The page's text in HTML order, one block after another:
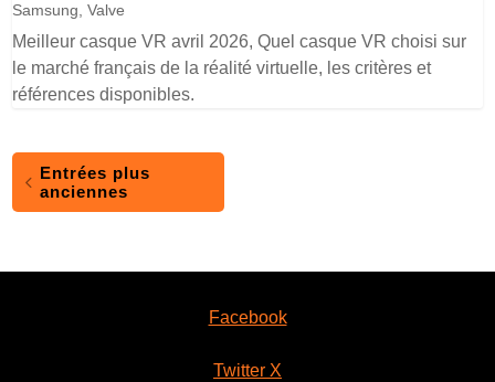
Samsung,Valve
Meilleur casque VR avril 2026, Quel casque VR choisi sur
le marché français de la réalité virtuelle, les critères et
références disponibles.
Entrées plus
anciennes
Facebook
Twitter X